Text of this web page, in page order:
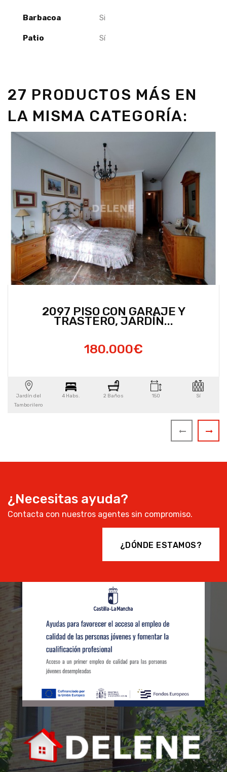
Barbacoa Si
Patio Sí
27 PRODUCTOS MÁS EN
LA MISMA CATEGORÍA:
2097 PISO CON GARAJE Y
TRASTERO, JARDÍN...
180.000€
Jardín del
Tamborilero
4 Habs. 2 Baños 150 Sí
¿Necesitas ayuda?
Contacta con nuestros agentes sin compromiso.
¿DÓNDE ESTAMOS?